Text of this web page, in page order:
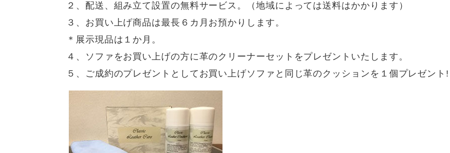
２、配送、組み立て設置の無料サービス。（地域によっては送料はかかります）
３、お買い上げ商品は最長６カ月お預かりします。
＊展示現品は１か月。
４、ソファをお買い上げの方に革のクリーナーセットをプレゼントいたします。
５、ご成約のプレゼントとしてお買い上げソファと同じ革のクッションを１個プレゼント!